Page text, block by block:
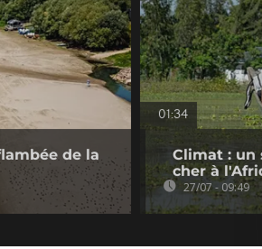
de la
01:34
Climat : un
cher à
27/07 - 09:49